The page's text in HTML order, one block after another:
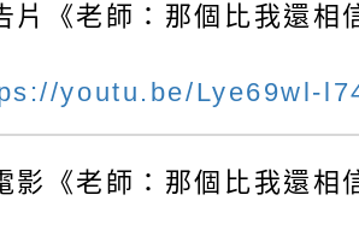
片《老師：那個比我還相
youtu.be/Lye69wl-
影《老師：那個比我還相